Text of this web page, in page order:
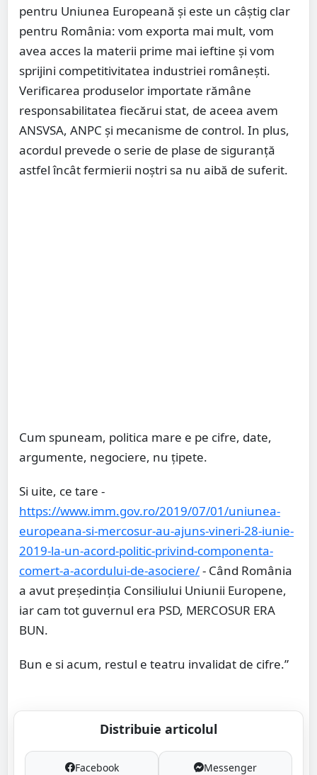
pentru Uniunea Europeană și este un câștig clar
pentru România: vom exporta mai mult, vom
avea acces la materii prime mai ieftine și vom
sprijini competitivitatea industriei românești.
Verificarea produselor importate rămâne
responsabilitatea fiecărui stat, de aceea avem
ANSVSA, ANPC și mecanisme de control. In plus,
acordul prevede o serie de plase de siguranță
astfel încât fermierii noștri sa nu aibă de suferit.
Cum spuneam, politica mare e pe cifre, date,
argumente, negociere, nu țipete.
Si uite, ce tare -
https://www.imm.gov.ro/2019/07/01/uniunea-
europeana-si-mercosur-au-ajuns-vineri-28-iunie-
2019-la-un-acord-politic-privind-componenta-
comert-a-acordului-de-asociere/- Când România
a avut președinția Consiliului Uniunii Europene,
iar cam tot guvernul era PSD, MERCOSUR ERA
BUN.
Bun e si acum, restul e teatru invalidat de cifre.”
Distribuie articolul
Facebook Messenger